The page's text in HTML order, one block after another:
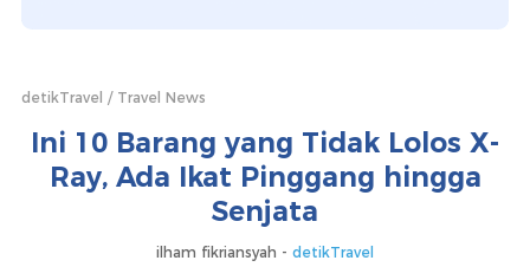
detikTravel Travel News
Ini 10 Barang yang Tidak Lolos X-
Ray, Ada Ikat Pinggang hingga
Senjata
ilham fikriansyah - detikTravel